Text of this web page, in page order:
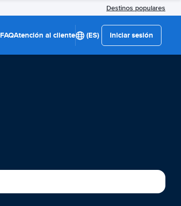
Destinos populares
FAQAtención al cliente (ES) Iniciar sesión